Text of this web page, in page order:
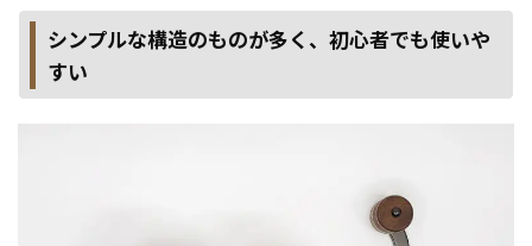
シンプルな構造のものが多く、初心者でも使いや
すい